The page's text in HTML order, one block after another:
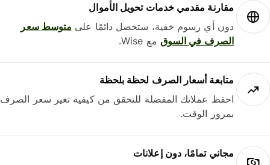
مقارنة مقدمي خدمات تحويل الأموال
دون أي رسوم خفية، ستحصل دائمًا علىمتوسط ​​سعر
الصرف في السوقمع Wise.
متابعة أسعار الصرف لحظة بلحظة
احفظ عملاتك المفضلة للتحقق من كيفية تغير سعر الصرف
بمرور الوقت.
مجاني تمامًا، دون إعلانات